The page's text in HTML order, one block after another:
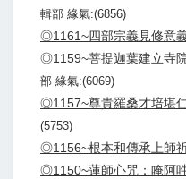
輯部 緣氣:(6856)
◎1161~四部宗義見修意
◎1159~菩提迦葉建立寺
部 緣氣:(6069)
◎1157~尊貴羅桑才培堪
(5753)
◎1156~根本和傳承上師
◎1150~蓮師心咒：唵阿